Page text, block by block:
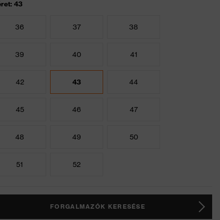
43
36 37 38
39 40 41
42 43 44
45 46 47
48 49 50
51 52
FORGALMAZÓK KERESÉSE